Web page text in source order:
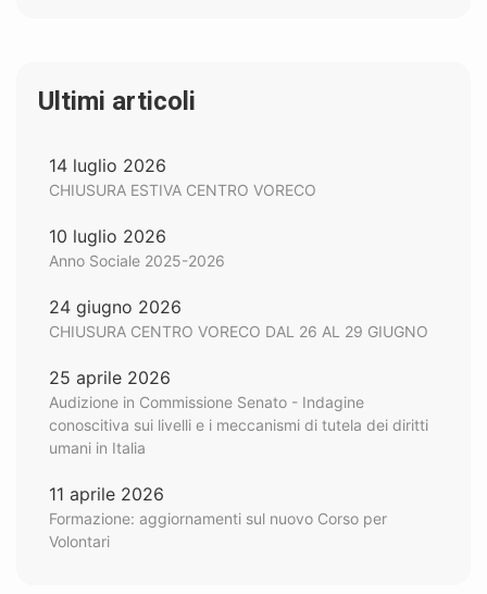
Ultimi articoli
14 luglio 2026
CHIUSURA ESTIVA CENTRO VORECO
10 luglio 2026
Anno Sociale 2025-2026
24 giugno 2026
CHIUSURA CENTRO VORECO DAL 26 AL 29 GIUGNO
25 aprile 2026
Audizione in Commissione Senato - Indagine
conoscitiva sui livelli e i meccanismi di tutela dei diritti
umani in Italia
11 aprile 2026
Formazione: aggiornamenti sul nuovo Corso per
Volontari